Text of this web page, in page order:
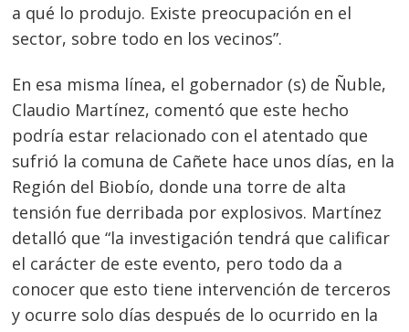
a qué lo produjo. Existe preocupación en el
sector, sobre todo en los vecinos”.
En esa misma línea, el gobernador (s) de Ñuble,
Claudio Martínez, comentó que este hecho
podría estar relacionado con el atentado que
sufrió la comuna de Cañete hace unos días, en la
Región del Biobío, donde una torre de alta
tensión fue derribada por explosivos. Martínez
detalló que “la investigación tendrá que calificar
el carácter de este evento, pero todo da a
conocer que esto tiene intervención de terceros
y ocurre solo días después de lo ocurrido en la
Navegación
de
entradas